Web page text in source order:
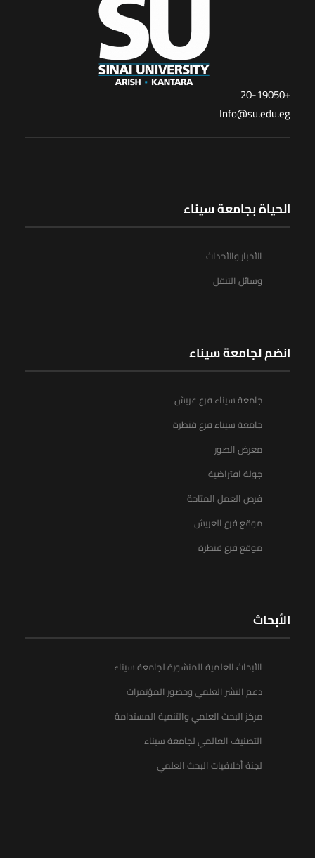
+20-19050
Info@su.edu.eg
الحياة بجامعة سيناء
الأخبار والأحداث
وسائل التنقل
انضم لجامعة سيناء
جامعة سيناء فرع عريش
جامعة سيناء فرع قنطرة
معرض الصور
جولة افتراضية
فرص العمل المتاحة
موقع فرع العريش
موقع فرع قنطرة
الأبحاث
الأبحاث العلمية المنشورة لجامعة سيناء
دعم النشر العلمي وحضور المؤتمرات
مركز البحث العلمي والتنمية المستدامة
التصنيف العالمي لجامعة سيناء
لجنة أخلاقيات البحث العلمي